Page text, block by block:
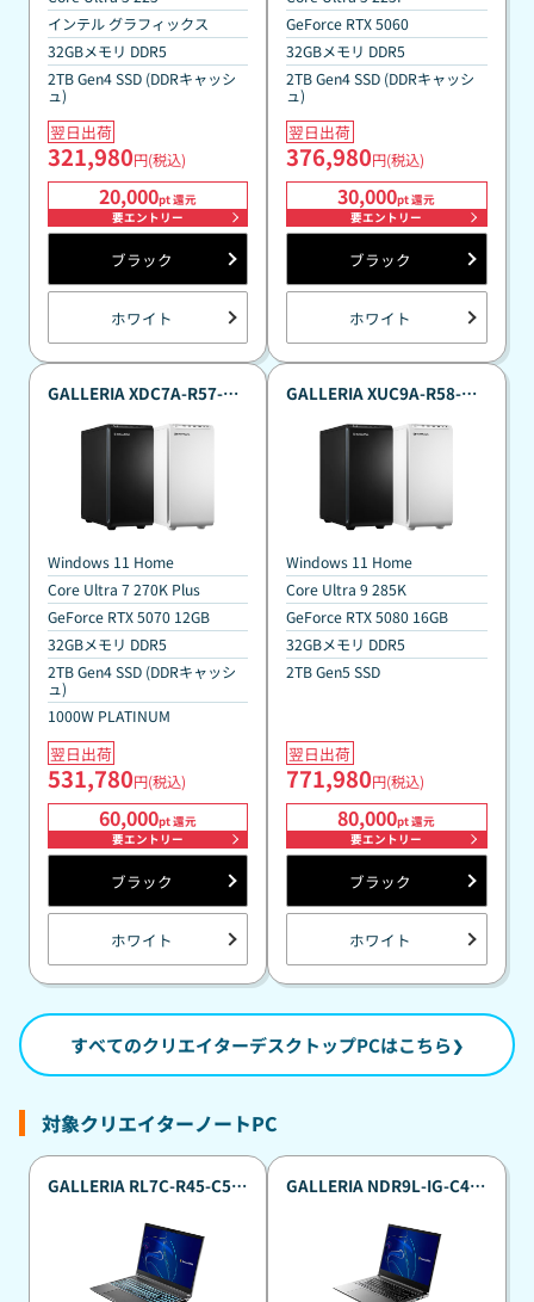
★★★★★
36回まで無料！
新品のパーツ・周辺機器 送料無料！
購入時のPC下取り
3,000円値引き！
Steamにチャージ可能
なポイント！
インテル グラフィックス
32GBメモリ DDR5
2TB Gen4 SSD (DDRキャッシ
ュ)
翌日出荷
321,980円(税込)
20,000pt 還元
要エントリー
ブラック
ホワイト
GeForce RTX 5060
32GBメモリ DDR5
2TB Gen4 SSD (DDRキャッシ
ュ)
翌日出荷
376,980円(税込)
30,000pt 還元
要エントリー
ブラック
ホワイト
GALLERIA XDC7A-R57-CB
タマイズモデル
Windows 11 Home
Core Ultra 7 270K Plus
GeForce RTX 5070 12GB
32GBメモリ DDR5
2TB Gen4 SSD (DDRキャッシ
ュ)
1000W PLATINUM
翌日出荷
531,780円(税込)
60,000pt 還元
要エントリー
ブラック
ホワイト
GALLERIA XUC9A-R58-CB
タマイズモデル
Windows 11 Home
Core Ultra 9 285K
GeForce RTX 5080 16GB
32GBメモリ DDR5
2TB Gen5 SSD
翌日出荷
771,980円(税込)
80,000pt 還元
要エントリー
ブラック
ホワイト
すべてのクリエイターデスクトップPCはこちら
対象クリエイターノートPC
GALLERIA RL7C-R45-C5N
タマイズモデル
GALLERIA NDR9L-IG-C4
タマイズモデル